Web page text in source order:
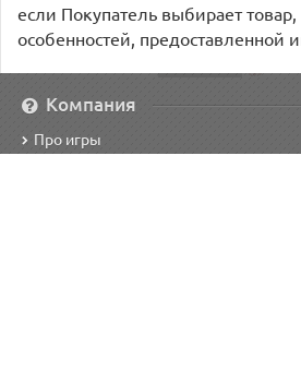
если Покупатель выбирает товар,
особенностей, предоставленной
Компания
Про игры